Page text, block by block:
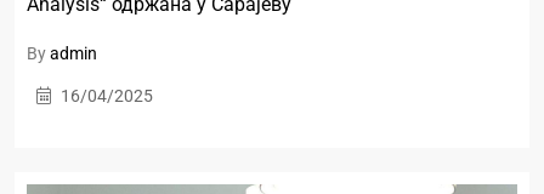
Byadmin
16/04/2025